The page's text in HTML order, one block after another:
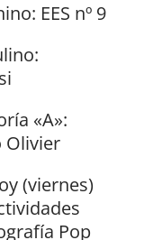
EES nº 9
«A»:
Olivier
(viernes)
Pop